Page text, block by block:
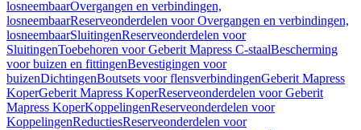
losneembaarOvergangen en verbindingen,
losneembaarReserveonderdelen voor Overgangen en verbindingen,
losneembaarSluitingenReserveonderdelen voor
SluitingenToebehoren voor Geberit Mapress C-staalBescherming
voor buizen en fittingenBevestigingen voor
buizenDichtingenBoutsets voor flensverbindingenGeberit Mapress
KoperGeberit Mapress KoperReserveonderdelen voor Geberit
Mapress KoperKoppelingenReserveonderdelen voor
KoppelingenReductiesReserveonderdelen voor